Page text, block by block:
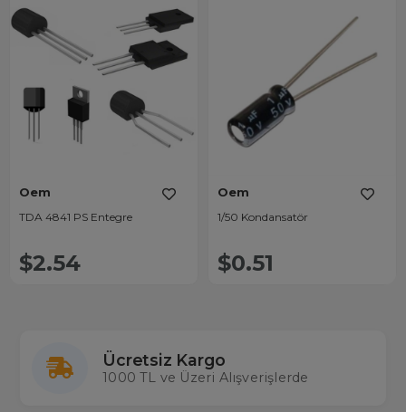
Oem
TDA 4841 PS Entegre
$2.54
Oem
1/50 Kondansatör
$0.51
Ücretsiz Kargo
1000 TL ve Üzeri Alışverişlerde